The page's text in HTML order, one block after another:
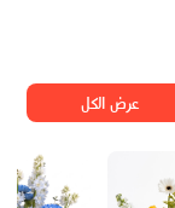
عرض الكل